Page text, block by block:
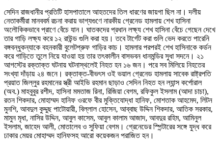
সেদিন রাজধানীর প্রতিটি হাসপাতালে আহতদের তিল ধারণের জায়গা ছিল না। দলীয়
নেতাকর্মীরা মানববর্ম রচনা করায় ভাগ্যগুণে নারকীয় গ্রেনেড হামলায় শেখ হাসিনা
অলৌকিকভাবে প্রাণে বেঁচে যান। ঘাতকদের প্রধান লক্ষ্য শেখ হাসিনা বেঁচে গেছেন দেখে
তার গাড়ি লক্ষ্য করে ১২ রাউন্ড গুলি করা হয়। তবে টার্গেট করা গুলি ভেদ করতে পারেনি
বঙ্গবন্ধুকন্যাকে বহনকারী বুলেটপ্রুফ গাড়ির কাচ। হামলার পরপরই শেখ হাসিনাকে কর্ডন
করে গাড়িতে তুলে নিয়ে যাওয়া হয় তার তৎকালীন বাসভবন ধানমন্ডির সুধা সদনে। ২১
আগস্টের রক্তাক্ত ঘটনায় ঘটনাস্থলেই নিহত হন ১৬ জন। পরে সব মিলিয়ে নিহতের
সংখ্যা দাঁড়ায় ২৪ জনে। রক্তাক্ত-বীভৎস ওই ভয়াল গ্রেনেড হামলায় সাবেক রাষ্ট্রপতি
প্রয়াত জিল্লুর রহমানের স্ত্রী আইভি রহমান ছাড়াও সেদিন নিহত হন ল্যান্স কর্পোরাল
(অব.) মাহবুবুর রশীদ, হাসিনা মমতাজ রিনা, রিজিয়া বেগম, রফিকুল ইসলাম (আদা চাচা),
রতন শিকদার, মোহাম্মদ হানিফ ওরফে বীর মুক্তিযোদ্ধা হানিফ, মোশতাক আহমেদ, লিটন
মুনশি, আবদুল কুদ্দুছ পাটোয়ারী, বিল্লাল হোসেন, আব্বাছ উদ্দিন শিকদার, আতিক সরকার,
মামুন মৃধা, নাসির উদ্দিন, আবুল কাসেম, আবুল কালাম আজাদ, আবদুর রহিম, আমিনুল
ইসলাম, জাহেদ আলী, মোতালেব ও সুফিয়া বেগম। গ্রেনেডের স্পিন্টারের সঙ্গে যুদ্ধ করে
ঢাকার মেয়র মোহাম্মদ হানিফসহ আরো কয়েকজন পরাজিত হন।